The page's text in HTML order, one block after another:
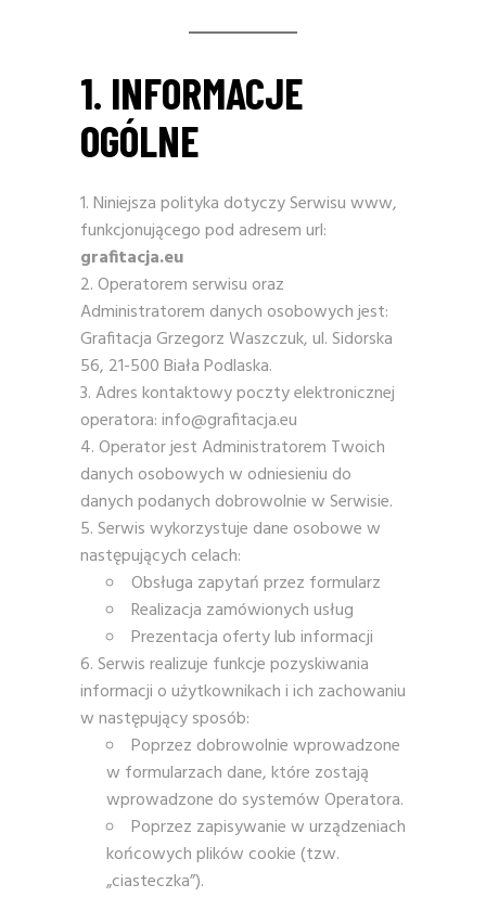
1. INFORMACJE
OGÓLNE
Niniejsza polityka dotyczy Serwisu www,
funkcjonującego pod adresem url:
grafitacja.eu
Operatorem serwisu oraz
Administratorem danych osobowych jest:
Grafitacja Grzegorz Waszczuk, ul. Sidorska
56, 21-500 Biała Podlaska.
Adres kontaktowy poczty elektronicznej
operatora: info@grafitacja.eu
Operator jest Administratorem Twoich
danych osobowych w odniesieniu do
danych podanych dobrowolnie w Serwisie.
Serwis wykorzystuje dane osobowe w
następujących celach:
Obsługa zapytań przez formularz
Realizacja zamówionych usług
Prezentacja oferty lub informacji
Serwis realizuje funkcje pozyskiwania
informacji o użytkownikach i ich zachowaniu
w następujący sposób:
Poprzez dobrowolnie wprowadzone
w formularzach dane, które zostają
wprowadzone do systemów Operatora.
Poprzez zapisywanie w urządzeniach
końcowych plików cookie (tzw.
„ciasteczka”).